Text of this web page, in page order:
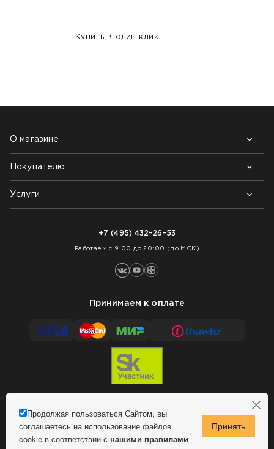
Купить в один клик
Продолжая пользоваться Сайтом, вы
соглашаетесь на использование файлов
cookie в соответствии с нашими правилами
О магазине
Почему выбирают нас
Контакты
Блог
Покупателю
Возврат товара
Как заказать
Услуги
+7 (495) 432-26-53
Работаем с 9:00 до 20:00 (по МСК)
Принимаем к оплате
© 2009 - 2026 Remontnick.ru.Сделано в MindMachine
Политика конфиденциальности